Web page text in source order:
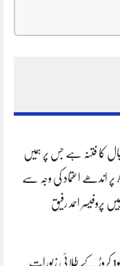
کا فتنہ ہے جس پر ہمیں
فتح حاصل ہو گی،AI پر اندھے اعتماد کی وجہ سے
پروفیسر احمد رفیق
کلرسیداں ڈکیتی‘ڈاکو1 کروڑ کے طلائی زیورات